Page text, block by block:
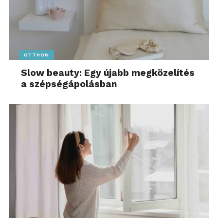
adatai szerint az összes közúti baleset mindössze 4,1
százaléka köthető ehhez a kategóriához.
Fontos a megfelelő védelem –
minden szinten
A motorosok számára a legnagyobb baleseti
OTTHON
Slow beauty: Egy újabb megközelítés
a szépségápolásban